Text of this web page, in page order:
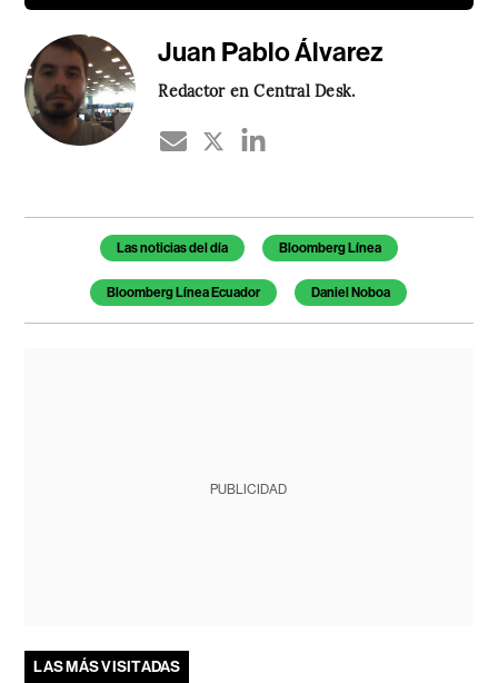
Juan Pablo Álvarez
Redactor en Central Desk.
Temas de este artículo
Las noticias del día Bloomberg Línea
Bloomberg Línea Ecuador Daniel Noboa
PUBLICIDAD
LAS MÁS VISITADAS